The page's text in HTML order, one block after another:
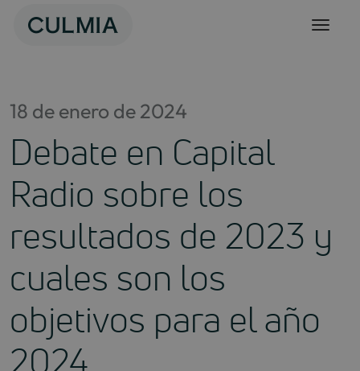
18 de enero de 2024
Debate en Capital
Radio sobre los
resultados de 2023 y
cuales son los
objetivos para el año
2024